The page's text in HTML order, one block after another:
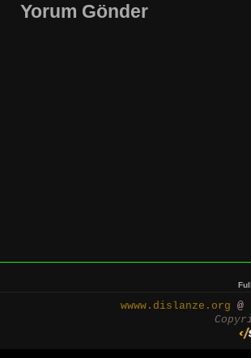
Yorum Gönder
wwww.dislanze.org